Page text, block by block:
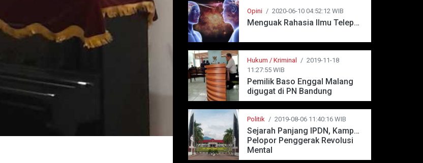
Opini / 2020-06-10 04:52:12 WIB
Menguak Rahasia Ilmu Telepati
Hukum / Kriminal / 2019-11-18
11:27:55 WIB
Pemilik Baso Enggal Malang
digugat di PN Bandung
Politik / 2019-08-06 11:40:16 WIB
Sejarah Panjang IPDN, Kampus
Pelopor Penggerak Revolusi
Mental